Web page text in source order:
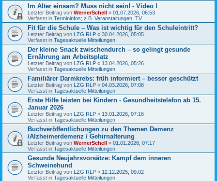
Im Alter einsam? Muss nicht sein! - Video !
Letzter Beitrag von WernerSchell « 01.07.2026, 06:53
Verfasst in Termininfos; z.B. Veranstaltungen, TV
Fit für die Schule – Was ist wichtig für den Schuleintritt?
Letzter Beitrag von LZG RLP « 30.04.2026, 05:05
Verfasst in Tagesaktuelle Mitteilungen
Der kleine Snack zwischendurch – so gelingt gesunde
Ernährung am Arbeitsplatz
Letzter Beitrag von LZG RLP « 13.04.2026, 05:26
Verfasst in Tagesaktuelle Mitteilungen
Familiärer Darmkrebs: früh informiert – besser geschützt
Letzter Beitrag von LZG RLP « 04.03.2026, 07:08
Verfasst in Tagesaktuelle Mitteilungen
Erste Hilfe leisten bei Kindern - Gesundheitstelefon ab 15.
Januar 2026
Letzter Beitrag von LZG RLP « 13.01.2026, 07:16
Verfasst in Tagesaktuelle Mitteilungen
Buchveröffentlichungen zu den Themen Demenz
/Alzheimerdemenz / Gehirnalterung
Letzter Beitrag von WernerSchell « 01.01.2026, 07:17
Verfasst in Tagesaktuelle Mitteilungen
Gesunde Neujahrsvorsätze: Kampf dem inneren
Schweinehund
Letzter Beitrag von LZG RLP « 12.12.2025, 09:02
Verfasst in Tagesaktuelle Mitteilungen